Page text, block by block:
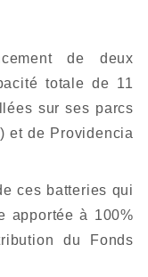
de deux
totale de 11
sur ses parcs
et de Providencia
ces batteries qui
apportée à 100%
du Fonds